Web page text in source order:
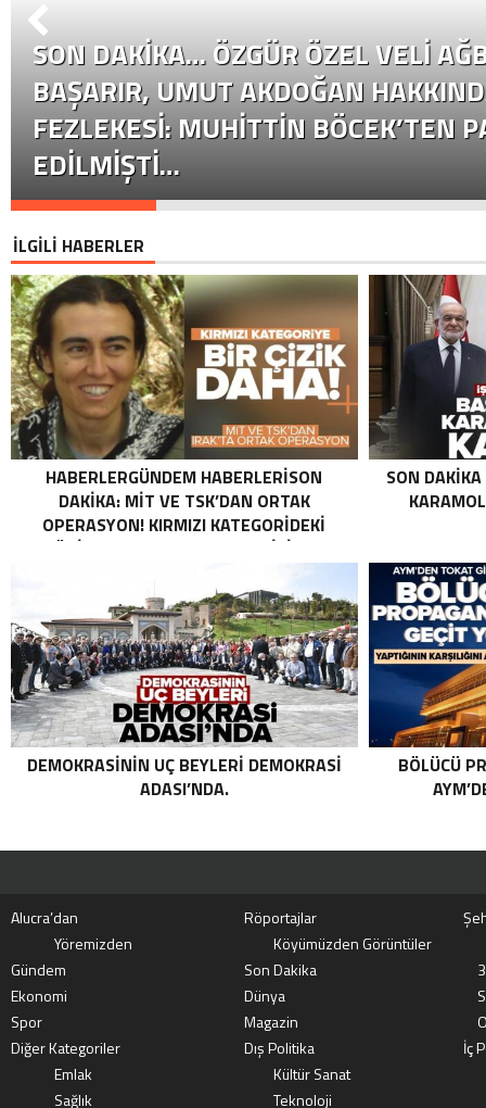
SON DAKİKA… ÖZGÜR ÖZEL VELI
BAŞARIR, UMUT AKDOĞAN
FEZLEKESI: MUHITTIN BÖCEK’TEN
EDILMIŞTI…
İLGİLİ HABERLER
HABERLERGÜNDEM HABERLERISON
DAKIKA: MİT VE TSK’DAN ORTAK
OPERASYON! KIRMIZI KATEGORIDEKI
TERÖRIST NAZLI TAŞPINAR ETKISIZ HALE
ORTAK OPERASYON! KIRMIZI
KATEGORIDEKI TERÖRIST NAZLI
TAŞPINAR ETKISIZ HALE GETIRILDI .
SON
DEMOKRASININ UÇ BEYLERI DEMOKRASI
ADASI’NDA.
BÖLÜCÜ
Alucra’dan Röportajlar
Yöremizden
Köyümüzden Görüntüler
Gündem
Son Dakika
Ekonomi
Dünya
Spor
Magazin
Diğer Kategoriler
Dış Politika
İç
Emlak
Kültür Sanat
Sağlık
Teknoloji